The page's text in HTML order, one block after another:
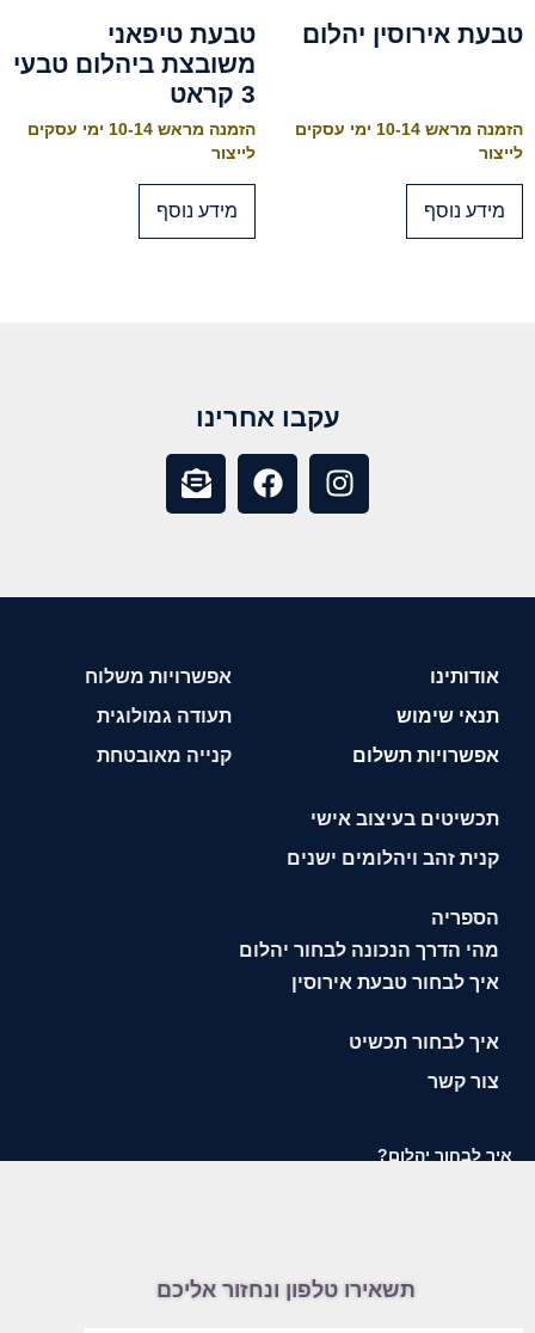
טבעת אירוסין יהלום
הזמנה מראש 10-14 ימי עסקים
לייצור
מידע נוסף
טבעת טיפאני
משובצת ביהלום טבעי
3 קראט
הזמנה מראש 10-14 ימי עסקים
לייצור
מידע נוסף
עקבו אחרינו
אודותינו
תנאי שימוש
אפשרויות תשלום
אפשרויות משלוח
תעודה גמולוגית
קנייה מאובטחת
תכשיטים בעיצוב אישי
קנית זהב ויהלומים ישנים
הספריה
מהי הדרך הנכונה לבחור יהלום
איך לבחור טבעת אירוסין
איך לבחור תכשיט
צור קשר
איך לבחור יהלום?
תשאירו טלפון ונחזור אליכם